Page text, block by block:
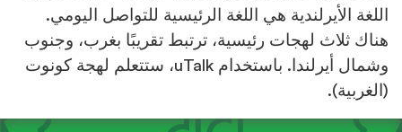
اللغة الأيرلندية هي اللغة الرئيسية للتواصل اليومي.
هناك ثلاث لهجات رئيسية، ترتبط تقريبًا بغرب، وجنوب
وشمال أيرلندا. باستخدام uTalk، ستتعلم لهجة كونوت
(الغربية).